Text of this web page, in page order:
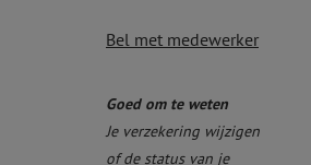
Bel met medewerker
Goed om te weten
Je verzekering wijzigen
of de status van je